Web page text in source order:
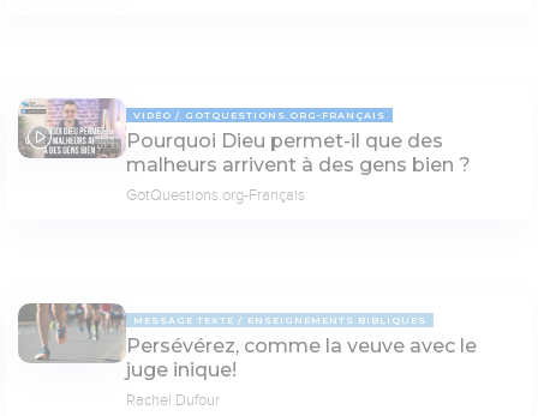
03:33
VIDÉO GOTQUESTIONS.ORG-FRANÇAIS
Pourquoi Dieu permet-il que des
malheurs arrivent à des gens bien ?
GotQuestions.org-Français
MESSAGE TEXTE ENSEIGNEMENTS BIBLIQUES
Persévérez, comme la veuve avec le
juge inique!
Rachel Dufour